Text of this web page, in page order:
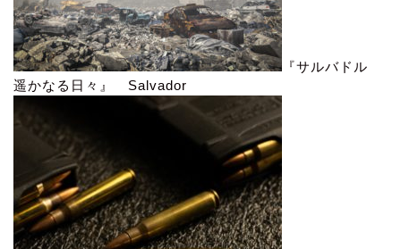
『サルバドル
遥かなる日々』 Salvador